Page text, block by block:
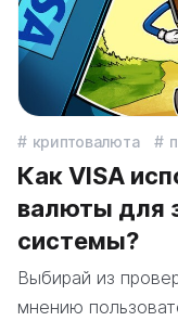
криптовалюта
Как VISA
валюты для
системы?
Выбирай из
мнению